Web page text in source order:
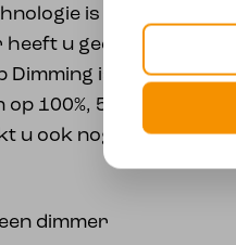
is in de ledlamp
u geen extra
Dimming is het mogelijk
100%, 50% en 20%. In
u ook nog eens minder
dimmer